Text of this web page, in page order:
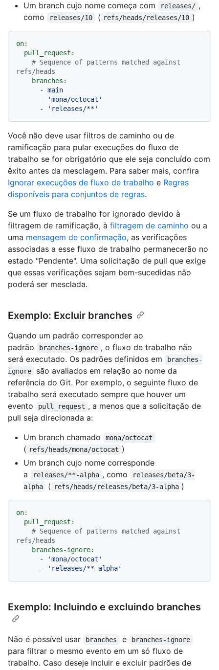
Um branch cujo nome começa com
releases/ ,
como
releases/10 ( refs/heads/releases/10 )
on:
pull_request:
# Sequence of patterns matched against
refs/heads
branches:
-
main
-
'mona/octocat'
-
'releases/**'
Você não deve usar filtros de caminho ou de
ramificação para pular execuções do fluxo de
trabalho se for obrigatório que ele seja concluído com
êxito antes da mesclagem. Para saber mais, confira
Ignorar execuções de fluxo de trabalho e Regras
disponíveis para conjuntos de regras.
Se um fluxo de trabalho for ignorado devido à
filtragem de ramificação, à filtragem de caminho ou a
uma mensagem de confirmação, as verificações
associadas a esse fluxo de trabalho permanecerão no
estado "Pendente". Uma solicitação de pull que exige
que essas verificações sejam bem-sucedidas não
poderá ser mesclada.
Exemplo: Excluir branches
Quando um padrão corresponder ao
padrão
branches-ignore , o fluxo de trabalho não
será executado. Os padrões definidos em
branches-
ignore
são avaliados em relação ao nome da
referência do Git. Por exemplo, o seguinte fluxo de
trabalho será executado sempre que houver um
evento
pull_request , a menos que a solicitação de
pull seja direcionada a:
Um branch chamado
mona/octocat
( refs/heads/mona/octocat )
Um branch cujo nome corresponde
a
releases/**-alpha , como
releases/beta/3-
alpha
( refs/heads/releases/beta/3-alpha )
on:
pull_request:
# Sequence of patterns matched against
refs/heads
branches-ignore:
-
'mona/octocat'
-
'releases/**-alpha'
Exemplo: Incluindo e excluindo branches
Não é possível usar branches e branches-ignore
para filtrar o mesmo evento em um só fluxo de
trabalho. Caso deseje incluir e excluir padrões de